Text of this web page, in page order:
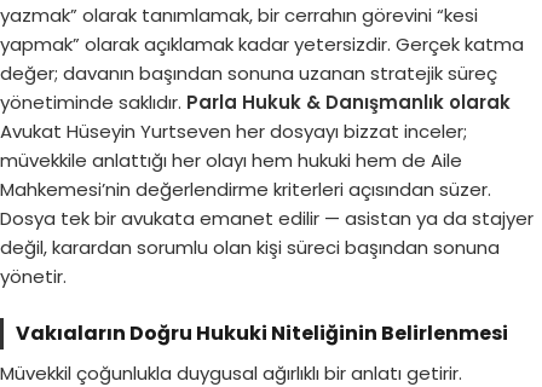
yazmak” olarak tanımlamak, bir cerrahın görevini “kesi
yapmak” olarak açıklamak kadar yetersizdir. Gerçek katma
değer; davanın başından sonuna uzanan stratejik süreç
yönetiminde saklıdır. Parla Hukuk & Danışmanlık olarak
Avukat Hüseyin Yurtseven her dosyayı bizzat inceler;
müvekkile anlattığı her olayı hem hukuki hem de Aile
Mahkemesi’nin değerlendirme kriterleri açısından süzer.
Dosya tek bir avukata emanet edilir — asistan ya da stajyer
değil, karardan sorumlu olan kişi süreci başından sonuna
yönetir.
Vakıaların Doğru Hukuki Niteliğinin Belirlenmesi
Müvekkil çoğunlukla duygusal ağırlıklı bir anlatı getirir.